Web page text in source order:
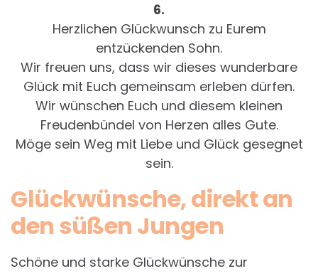
6.
Herzlichen Glückwunsch zu Eurem
entzückenden Sohn.
Wir freuen uns, dass wir dieses wunderbare
Glück mit Euch gemeinsam erleben dürfen.
Wir wünschen Euch und diesem kleinen
Freudenbündel von Herzen alles Gute.
Möge sein Weg mit Liebe und Glück gesegnet
sein.
Glückwünsche, direkt an
den süßen Jungen
Schöne und starke Glückwünsche zur